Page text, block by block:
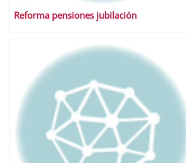
Reforma pensiones jubilación